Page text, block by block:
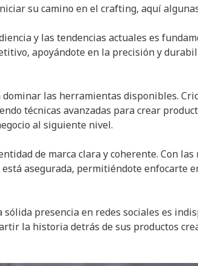
su camino en el crafting, aquí
y las tendencias actuales es
apoyándote en la precisión y
dominar las herramientas disponibles.
técnicas avanzadas para crear
al siguiente nivel.
de marca clara y coherente. Con
asegurada, permitiéndote enfocarte
sólida presencia en redes sociales es
la historia detrás de sus productos